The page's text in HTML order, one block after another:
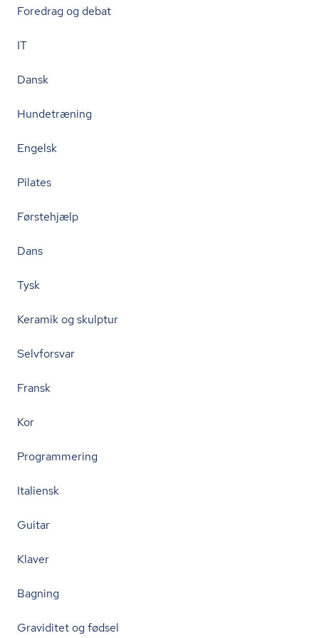
Foredrag og debat
IT
Dansk
Hundetræning
Engelsk
Pilates
Førstehjælp
Dans
Tysk
Keramik og skulptur
Selvforsvar
Fransk
Kor
Programmering
Italiensk
Guitar
Klaver
Bagning
Graviditet og fødsel